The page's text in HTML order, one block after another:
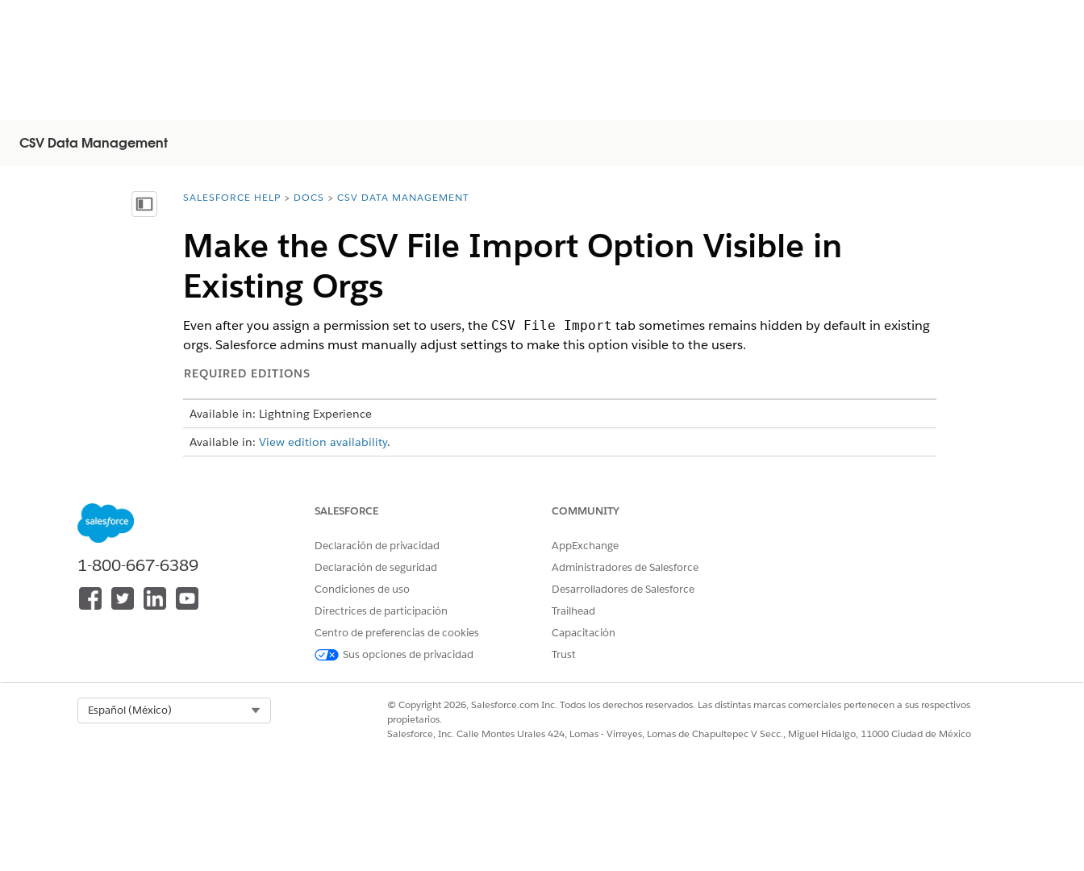
CSV Data Management
Mostrar índice de materias
You are here:
SALESFORCE HELP DOCS CSV DATA MANAGEMENT
Make the CSV File Import Option Visible in
Existing Orgs
Even after you assign a permission set to users, the CSV File Import tab sometimes remains hidden by default in existing
orgs. Salesforce admins must manually adjust settings to make this option visible to the users.
REQUIRED EDITIONS
Available in: Lightning Experience
Available in: View edition availability.
To make the CSV File Import option visible: Salesforce Administrator profile
From Setup, in the Quick Find box, enterProfiles , and then, under Users, select
On the Profiles page, clickEdit.
Under Tab Settings, search forCSV File Import
From the CSV File Import dropdown list, select
After you change settings for the CSV File Import tab, check if the tab is visible in your org.
¿RESOLVIÓ ESTE ARTÍCULO SU PROBLEMA?
¡Háganos saber cómo podemos mejorar!
1-800-667-6389
SALESFORCE
Declaración de privacidad
Declaración de seguridad
Condiciones de uso
Directrices de participación
Centro de preferencias de cookies
Sus opciones de privacidad
COMMUNITY
AppExchange
Administradores de Salesforce
Desarrolladores de Salesforce
Trailhead
Capacitación
Trust
Español (México)
© Copyright 2026, Salesforce.com Inc. Todos los derechos reservados. Las distintas marcas comerciales pertenecen a sus respectivos
propietarios.
Salesforce, Inc. Calle Montes Urales 424, Lomas - Virreyes, Lomas de Chapultepec V Secc., Miguel Hidalgo, 11000 Ciudad de México